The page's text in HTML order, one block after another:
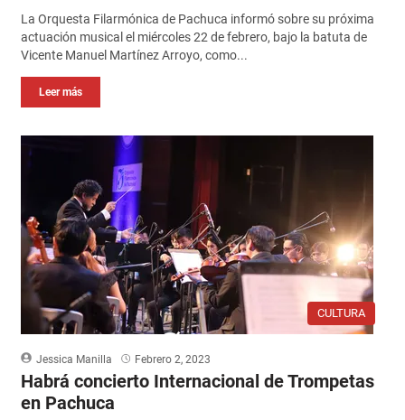
La Orquesta Filarmónica de Pachuca informó sobre su próxima
actuación musical el miércoles 22 de febrero, bajo la batuta de
Vicente Manuel Martínez Arroyo, como...
Leer más
CULTURA
Jessica Manilla Febrero 2, 2023
Habrá concierto Internacional de Trompetas
en Pachuca